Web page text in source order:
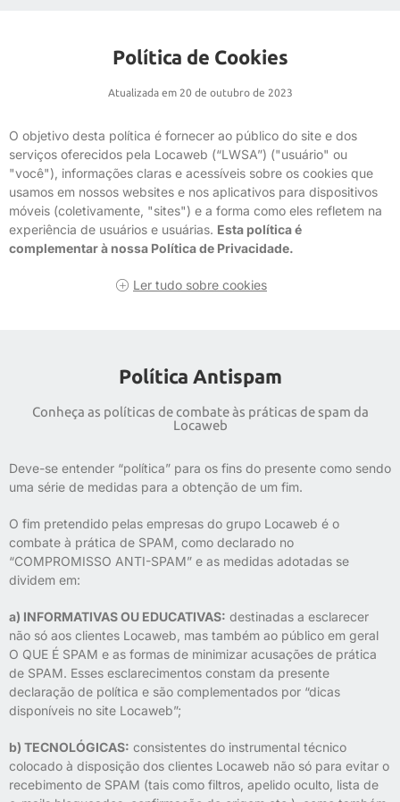
Política de Cookies
Atualizada em 20 de outubro de 2023
O objetivo desta política é fornecer ao público do site e dos
serviços oferecidos pela Locaweb (“LWSA”) ("usuário" ou
"você"), informações claras e acessíveis sobre os cookies que
usamos em nossos websites e nos aplicativos para dispositivos
móveis (coletivamente, "sites") e a forma como eles refletem na
experiência de usuários e usuárias. Esta política é
complementar à nossa Política de Privacidade.
Ler tudo sobre cookies
Política Antispam
Conheça as políticas de combate às práticas de spam da
Locaweb
Deve-se entender “política” para os fins do presente como sendo
uma série de medidas para a obtenção de um fim.
O fim pretendido pelas empresas do grupo Locaweb é o
combate à prática de SPAM, como declarado no
“COMPROMISSO ANTI-SPAM” e as medidas adotadas se
dividem em:
a) INFORMATIVAS OU EDUCATIVAS: destinadas a esclarecer
não só aos clientes Locaweb, mas também ao público em geral
O QUE É SPAM e as formas de minimizar acusações de prática
de SPAM. Esses esclarecimentos constam da presente
declaração de política e são complementados por “dicas
disponíveis no site Locaweb”;
b) TECNOLÓGICAS: consistentes do instrumental técnico
colocado à disposição dos clientes Locaweb não só para evitar o
recebimento de SPAM (tais como filtros, apelido oculto, lista de